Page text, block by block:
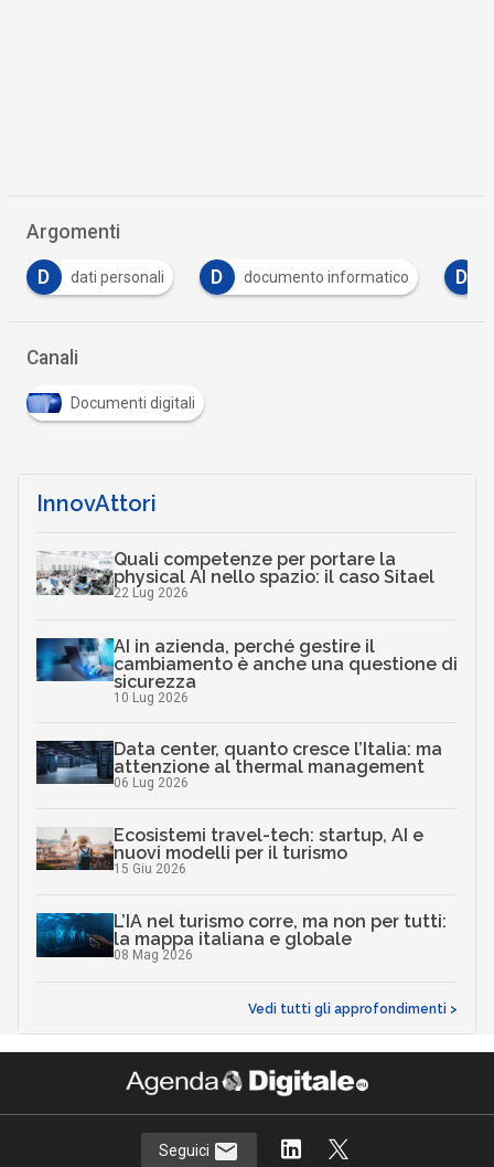
Argomenti
D documento informatico D domicilio digitale
Canali
Documenti digitali
InnovAttori
Quali competenze per portare la
physical AI nello spazio: il caso Sitael
22 Lug 2026
AI in azienda, perché gestire il
cambiamento è anche una questione di
sicurezza
10 Lug 2026
Data center, quanto cresce l’Italia: ma
attenzione al thermal management
06 Lug 2026
Ecosistemi travel-tech: startup, AI e
nuovi modelli per il turismo
15 Giu 2026
L’IA nel turismo corre, ma non per tutti:
la mappa italiana e globale
08 Mag 2026
Vedi tutti gli approfondimenti >
Seguici